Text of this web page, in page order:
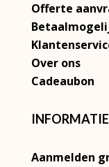
Offerte
Over ons
Cadeaubon
Aanmelden